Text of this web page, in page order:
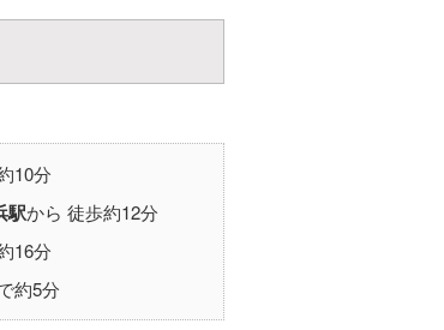
10分
駅から 徒歩約12分
16分
約5分